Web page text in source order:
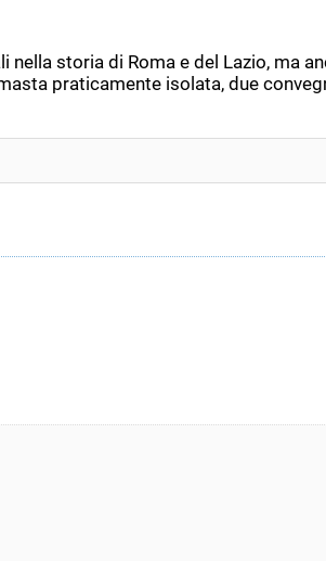
storia di Roma e del Lazio, ma
praticamente isolata, due